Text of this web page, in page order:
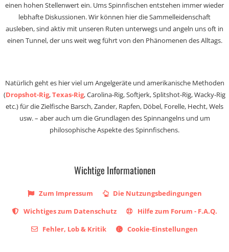
einen hohen Stellenwert ein. Ums Spinnfischen entstehen immer wieder
lebhafte Diskussionen. Wir können hier die Sammelleidenschaft
ausleben, sind aktiv mit unseren Ruten unterwegs und angeln uns oft in
einen Tunnel, der uns weit weg führt von den Phänomenen des Alltags.
Natürlich geht es hier viel um Angelgeräte und amerikanische Methoden
(Dropshot-Rig,Texas-Rig, Carolina-Rig, Softjerk, Splitshot-Rig, Wacky-Rig
etc.) für die Zielfische Barsch, Zander, Rapfen, Döbel, Forelle, Hecht, Wels
usw. – aber auch um die Grundlagen des Spinnangelns und um
philosophische Aspekte des Spinnfischens.
Wichtige Informationen
Zum Impressum
Die Nutzungsbedingungen
Wichtiges zum Datenschutz
Hilfe zum Forum - F.A.Q.
Fehler, Lob & Kritik
Cookie-Einstellungen